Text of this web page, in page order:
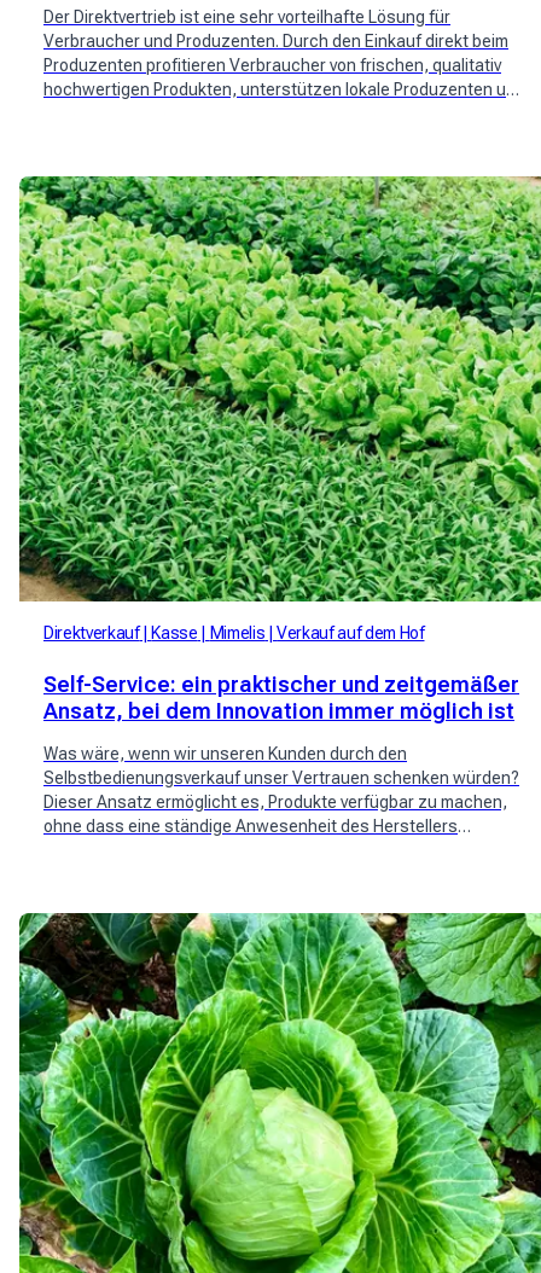
Der Direktvertrieb ist eine sehr vorteilhafte Lösung für
Verbraucher und Produzenten. Durch den Einkauf direkt beim
Produzenten profitieren Verbraucher von frischen, qualitativ
hochwertigen Produkten, unterstützen lokale Produzenten und
Direktverkauf Kasse Mimelis Verkauf auf dem Hof
Self-Service: ein praktischer und zeitgemäßer
Ansatz, bei dem Innovation immer möglich ist
Was wäre, wenn wir unseren Kunden durch den
Selbstbedienungsverkauf unser Vertrauen schenken würden?
Dieser Ansatz ermöglicht es, Produkte verfügbar zu machen,
ohne dass eine ständige Anwesenheit des Herstellers
richtigen Zeitpunkt wieder aufzufüllen oder einfach neue
Kunden zu gewinnen!